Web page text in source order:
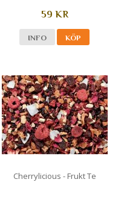
59 KR
INFO KÖP
Cherrylicious - Frukt Te